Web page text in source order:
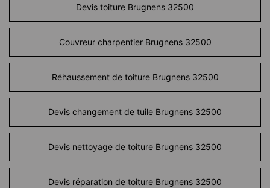
Devis toiture Brugnens 32500
Couvreur charpentier Brugnens 32500
Réhaussement de toiture Brugnens 32500
Devis changement de tuile Brugnens 32500
Devis nettoyage de toiture Brugnens 32500
Devis réparation de toiture Brugnens 32500